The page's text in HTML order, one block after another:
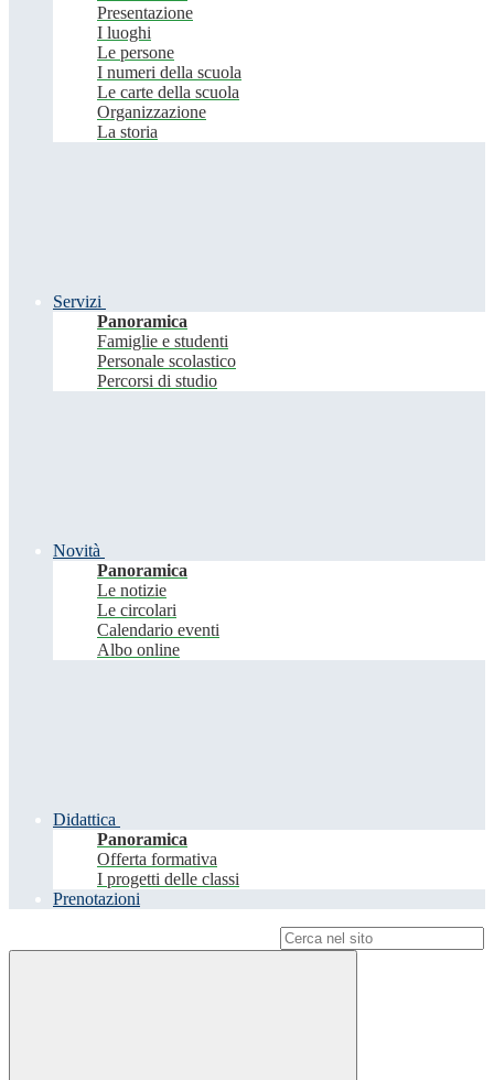
Presentazione
I luoghi
Le persone
I numeri della scuola
Le carte della scuola
Organizzazione
La storia
Servizi
Panoramica
Famiglie e studenti
Personale scolastico
Percorsi di studio
Novità
Panoramica
Le notizie
Le circolari
Calendario eventi
Albo online
Didattica
Panoramica
Offerta formativa
I progetti delle classi
Prenotazioni